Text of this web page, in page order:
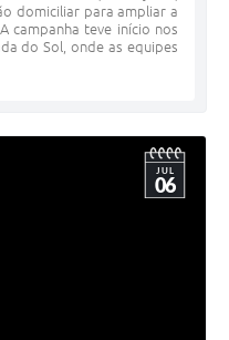
domiciliar para ampliar a
campanha teve início nos
do Sol, onde as equipes
JUL
06